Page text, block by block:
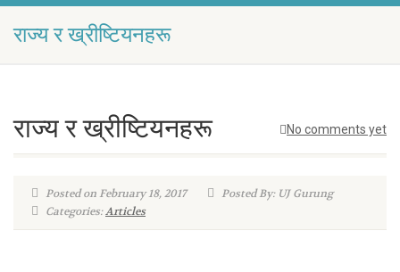
राज्य र ख्रीष्टियनहरू
No comments yet
राज्य र ख्रीष्टियनहरू
Posted on February 18, 2017
Posted By: UJ Gurung
Categories:Articles